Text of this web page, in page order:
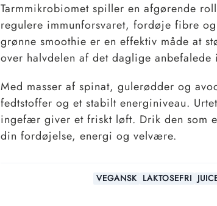
Tarmmikrobiomet spiller en afgørende
regulere immunforsvaret, fordøje fibre
grønne smoothie er en effektiv måde at
over halvdelen af det daglige
Med masser af spinat, gulerødder og
fedtstoffer og et stabilt energiniveau.
ingefær giver et friskt løft. Drik den som
din fordøjelse, energi og velvære.
VEGANSK LAKTOSEFRI